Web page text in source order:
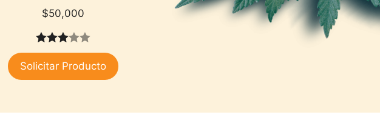
$50,000
3.00
de 5
Solicitar Producto